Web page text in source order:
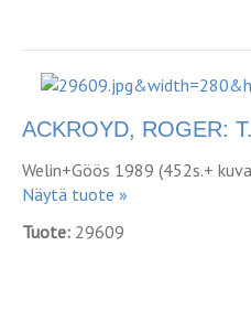
ACKROYD, ROGER:
Welin+Göös 1989 (452s.+
Näytä tuote »
Tuote: 29609